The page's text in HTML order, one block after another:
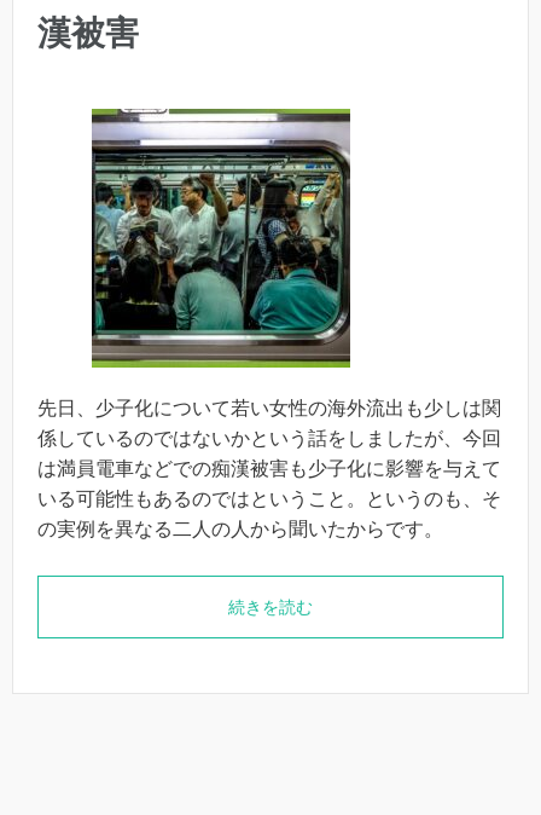
漢被害
先日、少子化について若い女性の海外流出も少しは関
係しているのではないかという話をしましたが、今回
は満員電車などでの痴漢被害も少子化に影響を与えて
いる可能性もあるのではということ。というのも、そ
の実例を異なる二人の人から聞いたからです。
続きを読む